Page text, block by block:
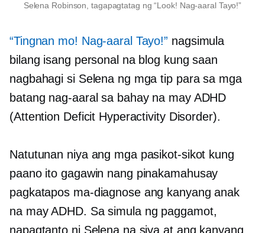
Selena Robinson, tagapagtatag ng “Look! Nag-aaral Tayo!”
“Tingnan mo! Nag-aaral Tayo!” nagsimula
bilang isang personal na blog kung saan
nagbahagi si Selena ng mga tip para sa mga
batang nag-aaral sa bahay na may ADHD
(Attention Deficit Hyperactivity Disorder).
Natutunan niya ang mga pasikot-sikot kung
paano ito gagawin nang pinakamahusay
pagkatapos ma-diagnose ang kanyang anak
na may ADHD. Sa simula ng paggamot,
napagtanto ni Selena na siya at ang kanyang